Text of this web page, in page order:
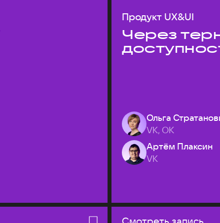
Продукт UX&UI
Через
Ольга
VK, ОК
Артём Плаксин
VK